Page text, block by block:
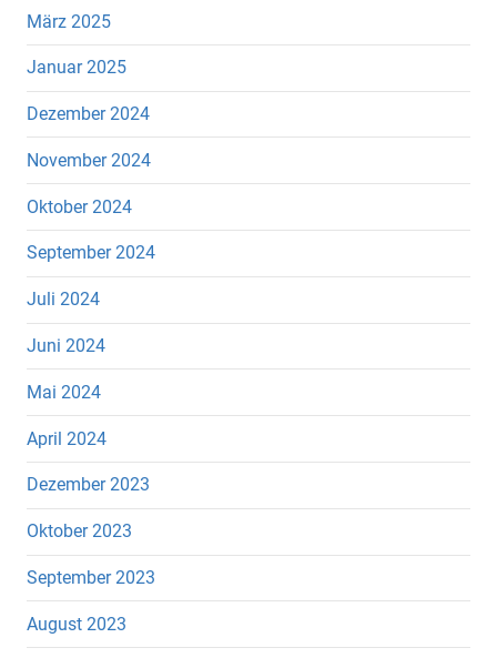
März 2025
Januar 2025
Dezember 2024
November 2024
Oktober 2024
September 2024
Juli 2024
Juni 2024
Mai 2024
April 2024
Dezember 2023
Oktober 2023
September 2023
August 2023